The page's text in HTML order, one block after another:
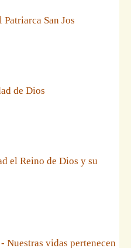
San Jos
de Dios
el Reino de Dios y su
Nuestras vidas pertenecen